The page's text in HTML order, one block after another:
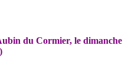
du Cormier, le